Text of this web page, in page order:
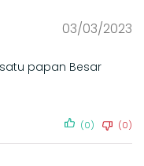
03/03/2023
papan Besar
(0) (0)